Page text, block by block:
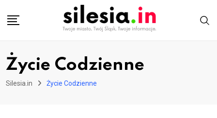
Życie Codzienne
Silesia.in Życie Codzienne